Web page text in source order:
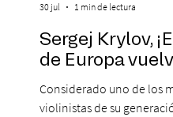
Sergej Krylov,
de Europa
Considerado uno de los
violinistas de su
30 jul 1 min de lectura